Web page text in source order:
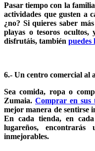
Pasar tiempo con la
actividades que gusten a
¿no? Si quieres saber
playas o tesoros
disfrutáis, también puedes
6.- Un centro comercial al
Sea comida, ropa o
Zumaia. Comprar en sus
mejor manera de sentirse
En cada tienda, en
lugareños,
inmejorables.